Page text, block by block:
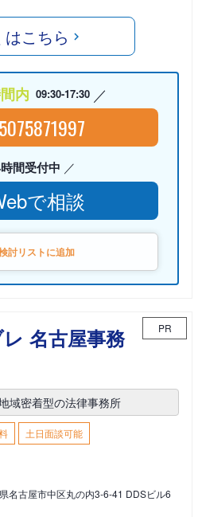
こちら
内 09:30-17:30
間受付中
で相談
討リストに追加
名古屋事務
PR
域密着型の法律事務所
土日面談可能
名古屋市中区丸の内3-6-41 DDSビル6